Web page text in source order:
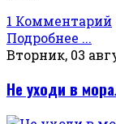
1 Комментарий
Подробнее ...
Вторник, 03
Не уходи в